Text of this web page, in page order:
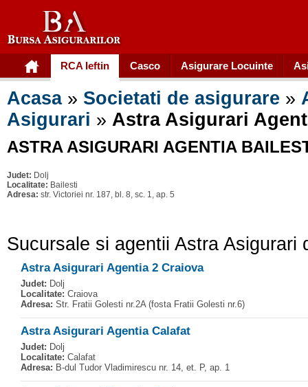
RCA Ieftin Casco Asigurare Locuinte
Acasa» Societati de asigurare »
Asigurari » Astra Asigurari
ASTRA ASIGURARI AGENTIA
Judet: Dolj
Localitate: Bailesti
Adresa: str. Victoriei nr. 187, bl. 8, sc. 1, ap. 5
Sucursale si agentii Astra Asigurari
Astra Asigurari Agentia 2 Craiova
Judet: Dolj
Localitate: Craiova
Adresa: Str. Fratii Golesti nr.2A (fosta Fratii Golesti nr.6)
Astra Asigurari Agentia Calafat
Judet: Dolj
Localitate: Calafat
Adresa: B-dul Tudor Vladimirescu nr. 14, et. P, ap. 1